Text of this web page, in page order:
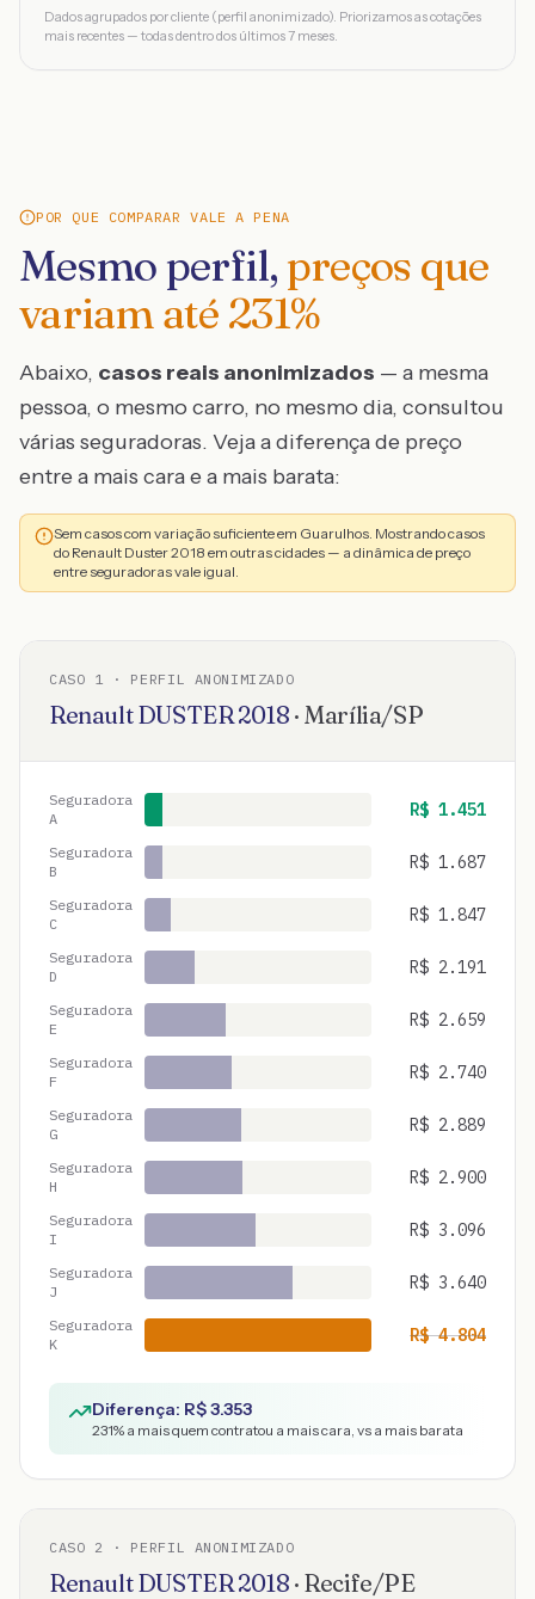
Dados agrupados por cliente (perfil anonimizado). Priorizamos as cotações
mais recentes — todas dentro dos últimos 7 meses.
POR QUE COMPARAR VALE A PENA
Mesmo perfil, preços que
variam até 231%
Abaixo, casos reais anonimizados — a mesma
pessoa, o mesmo carro, no mesmo dia, consultou
várias seguradoras. Veja a diferença de preço
entre a mais cara e a mais barata:
Sem casos com variação suficiente em Guarulhos. Mostrando casos
do Renault Duster 2018 em outras cidades — a dinâmica de preço
entre seguradoras vale igual.
CASO 1 · PERFIL ANONIMIZADO
RenaultDUSTER2018 · Marília/SP
Seguradora
A
R$ 1.451
Seguradora
B
R$ 1.687
Seguradora
C
R$ 1.847
Seguradora
D
R$ 2.191
Seguradora
E
R$ 2.659
Seguradora
F
R$ 2.740
Seguradora
G
R$ 2.889
Seguradora
H
R$ 2.900
Seguradora
I
R$ 3.096
Seguradora
J
R$ 3.640
Seguradora
K
R$4.804
Diferença: R$3.353
231% a mais quem contratou a mais cara, vs a mais barata
CASO 2 · PERFIL ANONIMIZADO
RenaultDUSTER2018 · Recife/PE